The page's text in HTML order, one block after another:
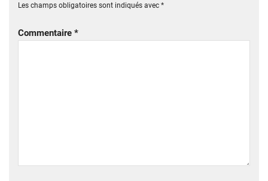
Les champs obligatoires sont indiqués avec *
Commentaire *